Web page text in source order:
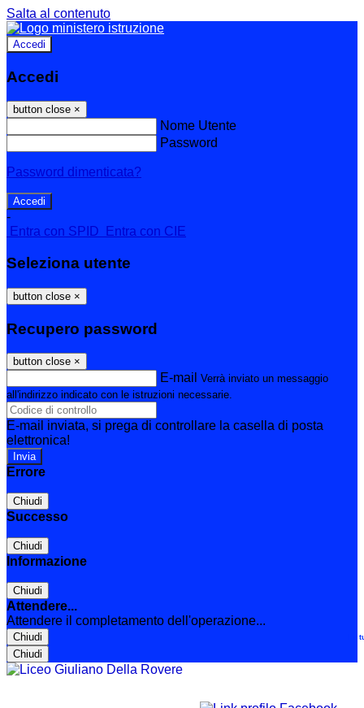
Salta al contenuto
Accedi
Accedi
button close ×
Nome Utente
Password
Password dimenticata?
-
Entra con SPID
Entra con CIE
Seleziona utente
button close ×
Recupero password
button close ×
E-mail Verrà inviato un messaggio
all'indirizzo indicato con le istruzioni necessarie.
E-mail inviata, si prega di controllare la casella di posta
elettronica!
Errore
Chiudi
Successo
Chiudi
Informazione
Chiudi
Attendere...
Attendere il completamento dell'operazione...
Chiudi
Chiudi
Le